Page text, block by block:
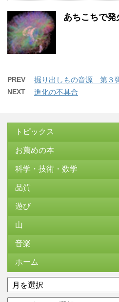
あちこちで
PREV 掘り出しもの音源 第３
NEXT 進化の不具合
トピックス
お薦めの本
科学・技術・数学
品質
遊び
山
音楽
ホーム
ア
ー